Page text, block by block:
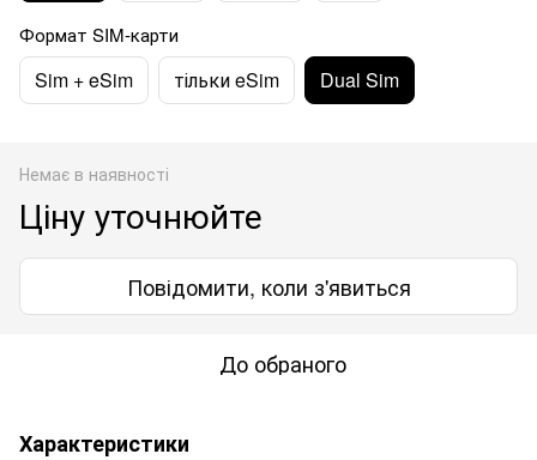
Формат SIM-карти
Sim + eSim тільки eSim Dual Sim
Немає в наявності
Ціну уточнюйте
Повідомити, коли з'явиться
До обраного
Характеристики